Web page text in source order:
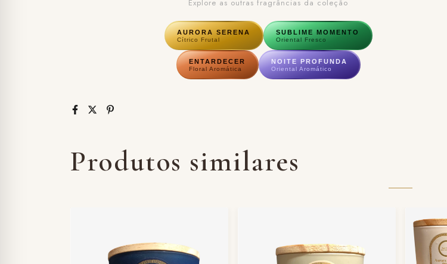
Explore as outras fragrâncias da coleção
AURORA SERENA
Cítrico Frutal
SUBLIME MOMENTO
Oriental Fresco
ENTARDECER
Floral Aromática
NOITE PROFUNDA
Oriental Aromático
Produtos similares